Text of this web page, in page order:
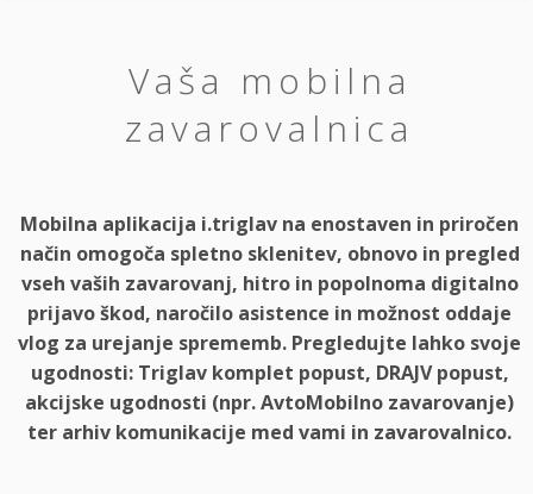
Vaša mobilna
zavarovalnica
Mobilna aplikacija i.triglav na enostaven in priročen
način omogoča spletno sklenitev, obnovo in pregled
vseh vaših zavarovanj, hitro in popolnoma digitalno
prijavo škod, naročilo asistence in možnost oddaje
vlog za urejanje sprememb. Pregledujte lahko svoje
ugodnosti: Triglav komplet popust, DRAJV popust,
akcijske ugodnosti (npr. AvtoMobilno zavarovanje)
ter arhiv komunikacije med vami in zavarovalnico.